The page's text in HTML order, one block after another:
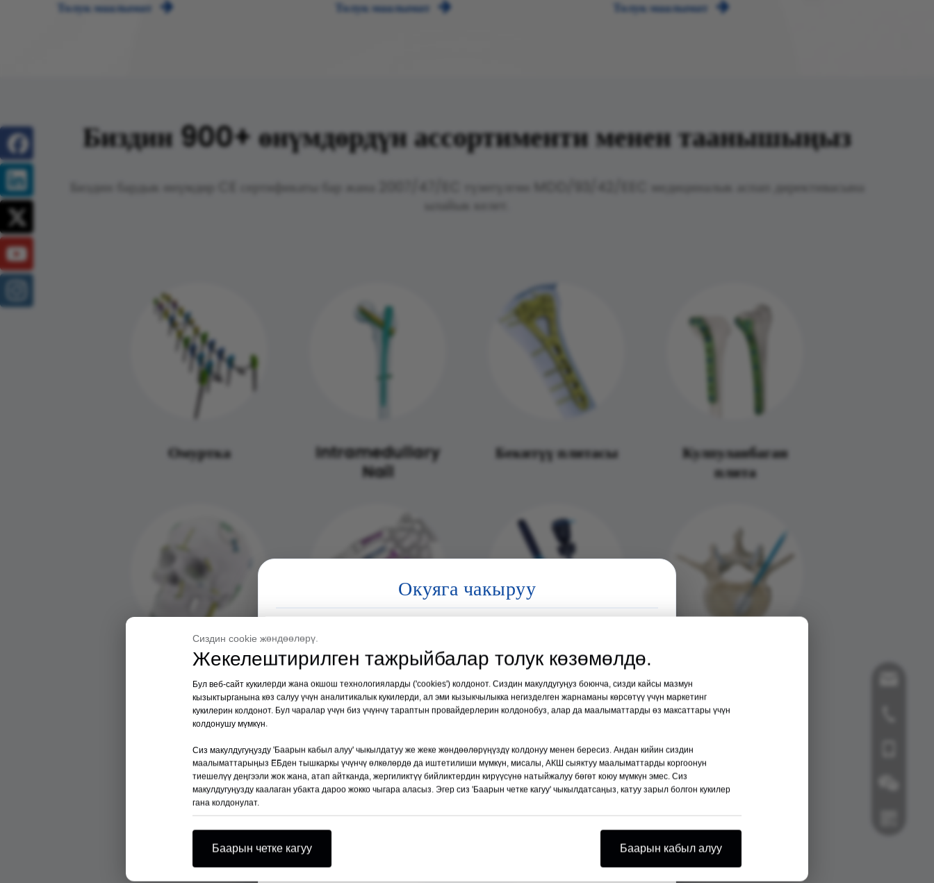
Толук маалымат  Толук маалымат  Толук маалымат 
Биздин 900+ өнүмдөрдүн ассортименти менен таанышыңыз
Биздин бардык өнүмдөр CE сертификаты бар жана 2007/47/EC түзөтүлгөн MDD/93/42/EEC медициналык аспап директивасына
ылайык келет.
Омуртка
Intramedullary
Nail
Бекитүү плитасы
Кулпуланбаган
плита
плитасы
Мини кулпулоо
плитасы
Артроскопия
системасы
кифопластика
Окуяга чакыруу
Өтчү жери:Манила, Филиппин
Дата:2026-жылдын 19-21-августу
Кененирээк →
Сизди ошол жерден көрүүнү чыдамсыздык менен күтөбүз!
Сиздин cookie жөндөөлөрү.
Жекелештирилген тажрыйбалар толук көзөмөлдө.
Бул веб-сайт кукилерди жана окшош технологияларды ('cookies') колдонот. Сиздин макулдугуңуз боюнча, сизди кайсы мазмун
кызыктырганына көз салуу үчүн аналитикалык кукилерди, ал эми кызыкчылыкка негизделген жарнаманы көрсөтүү үчүн маркетинг
кукилерин колдонот. Бул чаралар үчүн биз үчүнчү тараптын провайдерлерин колдонобуз, алар да маалыматтарды өз максаттары үчүн
колдонушу мүмкүн.
Сиз макулдугуңузду 'Баарын кабыл алуу' чыкылдатуу же жеке жөндөөлөрүңүздү колдонуу менен бересиз. Андан кийин сиздин
маалыматтарыңыз ЕБден тышкаркы үчүнчү өлкөлөрдө да иштетилиши мүмкүн, мисалы, АКШ сыяктуу маалыматтарды коргоонун
тиешелүү деңгээли жок жана, атап айтканда, жергиликтүү бийликтердин кирүүсүнө натыйжалуу бөгөт коюу мүмкүн эмес. Сиз
макулдугуңузду каалаган убакта дароо жокко чыгара аласыз. Эгер сиз 'Баарын четке кагуу' чыкылдатсаңыз, катуу зарыл болгон кукилер
гана колдонулат.
Баарын четке кагуу Баарын кабыл алуу